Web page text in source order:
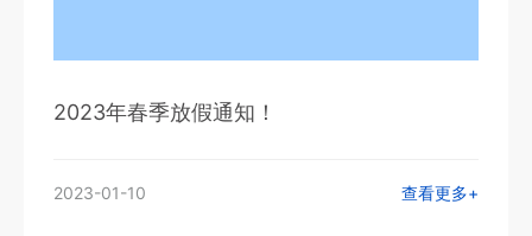
2023年春季放假通知！
2023-01-10 查看更多+